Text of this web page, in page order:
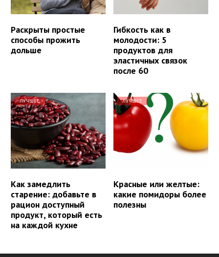
Раскрыты простые
способы прожить
дольше
Гибкость как в
молодости: 5
продуктов для
эластичных связок
после 60
ЛУЧШЕЕ
Как замедлить
старение: добавьте в
рацион доступный
продукт, который есть
на каждой кухне
ЛУЧШЕЕ
Красные или желтые:
какие помидоры более
полезны